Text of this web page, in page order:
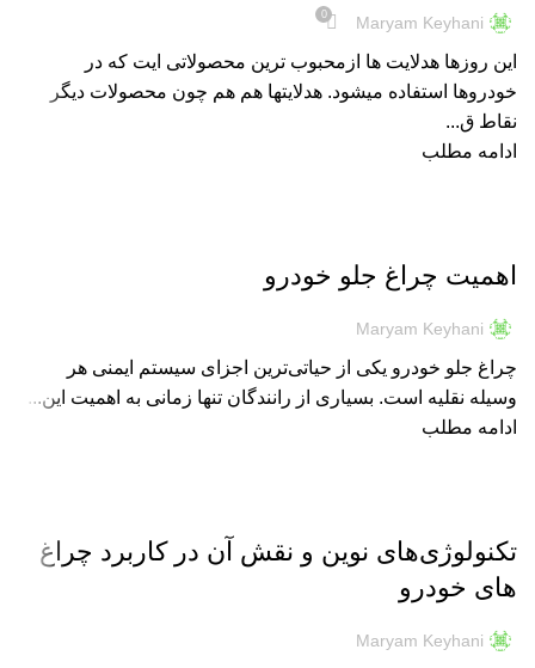
Maryam Keyhani
0
این روزها هدلایت ها ازمحبوب ترین محصولاتی ایت که در
خودروها استفاده میشود. هدلایتها هم هم چون محصولات دیگر
نقاط ق...
ادامه مطلب
اهمیت چراغ جلو خودرو
Maryam Keyhani
چراغ جلو خودرو یکی از حیاتی‌ترین اجزای سیستم ایمنی هر
وسیله نقلیه است. بسیاری از رانندگان تنها زمانی به اهمیت این...
ادامه مطلب
تکنولوژی‌های نوین و نقش آن در کاربرد چراغ‌
های خودرو
Maryam Keyhani